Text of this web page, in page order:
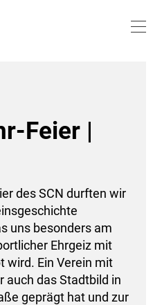
Feier |
des SCN durften wir
uns besonders am
Ehrgeiz mit
wird. Ein Verein mit
auch das Stadtbild in
geprägt hat und zur